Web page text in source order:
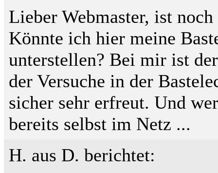
Lieber Webmaster, ist
Könnte ich hier meine
unterstellen? Bei mir ist
der Versuche in der
sicher sehr erfreut. Und
bereits selbst im Netz ...
H. aus D. berichtet: